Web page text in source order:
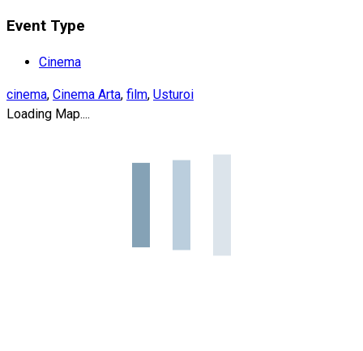
Event Type
Cinema
cinema, Cinema Arta, film, Usturoi
Loading Map....